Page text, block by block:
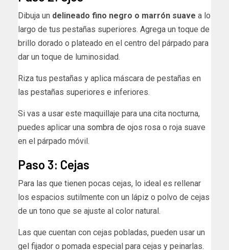
Dibuja un delineado fino negro o marrón suave a lo
largo de tus pestañas superiores. Agrega un toque de
brillo dorado o plateado en el centro del párpado para
dar un toque de luminosidad.
Riza tus pestañas y aplica máscara de pestañas en
las pestañas superiores e inferiores.
Si vas a usar este maquillaje para una cita nocturna,
puedes aplicar una sombra de ojos rosa o roja suave
en el párpado móvil.
Paso 3: Cejas
Para las que tienen pocas cejas, lo ideal es rellenar
los espacios sutilmente con un lápiz o polvo de cejas
de un tono que se ajuste al color natural.
Las que cuentan con cejas pobladas, pueden usar un
gel fijador o pomada especial para cejas y peinarlas.